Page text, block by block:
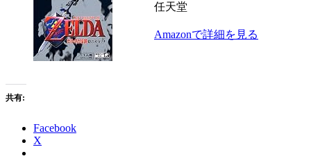
任天堂
Amazonで詳細を見る
共有:
Facebook
X